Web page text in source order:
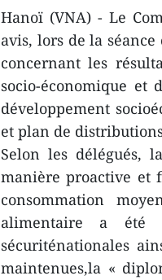
Hanoï (VNA) - Le
avis, lors de la
concernant les
socio-économique et
développement
et plan de
Selon les délégués,
manière proactive
consommation
alimentaire a été
sécuriténationales
maintenues,la «